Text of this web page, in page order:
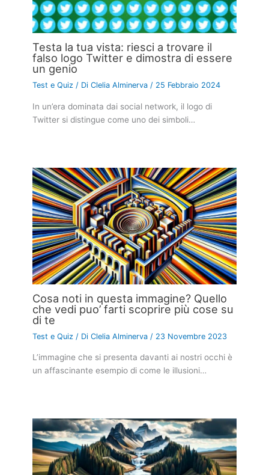
Testa la tua vista: riesci a trovare il
falso logo Twitter e dimostra di essere
un genio
Test e Quiz / DiClelia Alminerva/ 25 Febbraio 2024
In un’era dominata dai social network, il logo di
Twitter si distingue come uno dei simboli…
Cosa noti in questa immagine? Quello
che vedi puo’ farti scoprire più cose su
di te
Test e Quiz / DiClelia Alminerva / 23 Novembre 2023
L’immagine che si presenta davanti ai nostri occhi è
un affascinante esempio di come le illusioni…